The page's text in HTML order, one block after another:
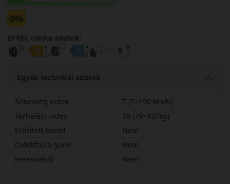
0%
EPREL cimke adatok:
Egyéb technikai adatok
Sebesség index
T (T=190 km/h)
Terhelési index
79 (79=437kg)
Erősített kivitel
Nem
Defekttűrő gumi
Nem
Peremvédő
Nem